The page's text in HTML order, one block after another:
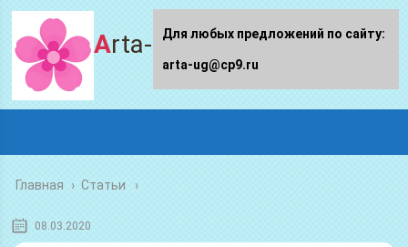
Arta-ug.ru
Главная › Статьи
08.03.2020
Для любых предложений по сайту:
arta-ug@cp9.ru